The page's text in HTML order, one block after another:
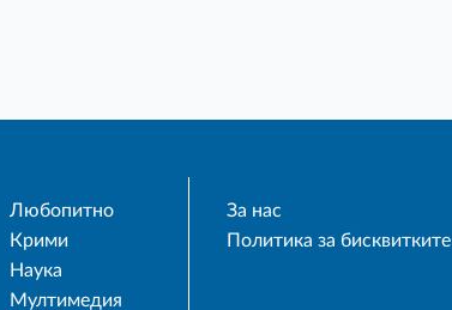
Любопитно
Крими
Наука
Мултимедия
За нас
Политика за бисквитките